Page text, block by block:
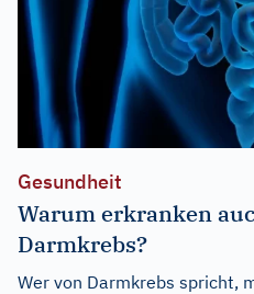
Gesundheit
Warum erkranken
Darmkrebs?
Wer von Darmkrebs spricht,